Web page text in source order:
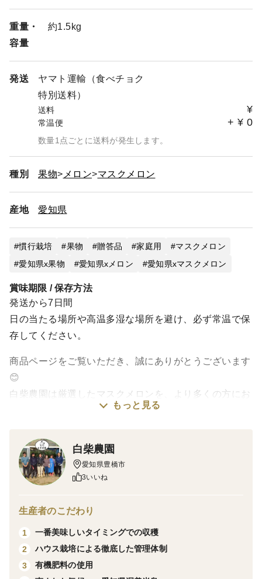
重量・
容量
約1.5kg
発送
ヤマト運輸（食べチョク
特別送料）
送料 ¥
常温便 + ¥ 0
数量1点ごとに送料が発生します。
種別 果物 メロン マスクメロン
産地 愛知県
慣行栽培 果物 贈答品 家庭用
マスクメロン
愛知県x果物
愛知県xメロン 愛知県xマスクメロン
賞味期限 / 保存方法
発送から7日間
日の当たる場所や高温多湿な場所を避け、必ず常温で保
存してください。
商品ページをご覧いただき、誠にありがとうございます
😊
白柴農園は厳選したマスクメロンを、より多くの方にお
届けできるよう、誠心誠意ご対応させて頂きます🔅
▼▼商品概要▼▼
温室マスクメロン
系」のいずれか
もっと見る
白柴農園
愛知県豊橋市
3いいね
生産者のこだわり
1
一番美味しいタイミングでの収穫
2
ハウス栽培による徹底した管理体制
3
有機肥料の使用